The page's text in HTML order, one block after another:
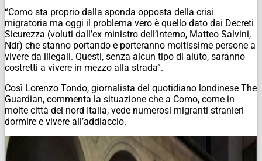
“Como sta proprio dalla sponda opposta della crisi
migratoria ma oggi il problema vero è quello dato dai Decreti
Sicurezza (voluti dall’ex ministro dell’interno, Matteo Salvini,
Ndr) che stanno portando e porteranno moltissime persone a
vivere da illegali. Questi, senza alcun tipo di aiuto, saranno
costretti a vivere in mezzo alla strada”.
Così Lorenzo Tondo, giornalista del quotidiano londinese The
Guardian, commenta la situazione che a Como, come in
molte città del nord Italia, vede numerosi migranti stranieri
dormire e vivere all’addiaccio.